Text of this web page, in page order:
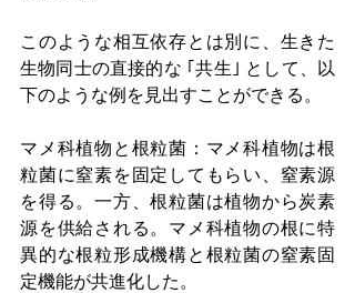
このような相互依存とは別に、生きた
生物同士の直接的な ｢共生｣ として、以
下のような例を見出すことができる。
マメ科植物と根粒菌：マメ科植物は根
粒菌に窒素を固定してもらい、窒素源
を得る。一方、根粒菌は植物から炭素
源を供給される。マメ科植物の根に特
異的な根粒形成機構と根粒菌の窒素固
定機能が共進化した。